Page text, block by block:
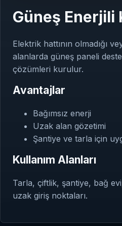
Güneş Enerjili
Elektrik hattının olmadığı
alanlarda güneş paneli
çözümleri kurulur.
Avantajlar
Bağımsız enerji
Uzak alan gözetimi
Şantiye ve tarla için
Kullanım Alanları
Tarla, çiftlik, şantiye, bağ
uzak giriş noktaları.